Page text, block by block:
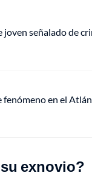
joven señalado de
en el
exnovio?